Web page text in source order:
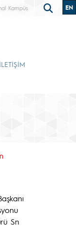
Kampüs EN
İLETİŞİM
Sn